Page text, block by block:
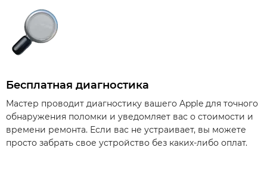
Бесплатная диагностика
Мастер проводит диагностику вашего Apple для точного
обнаружения поломки и уведомляет вас о стоимости и
времени ремонта. Если вас не устраивает, вы можете
просто забрать свое устройство без каких-либо оплат.